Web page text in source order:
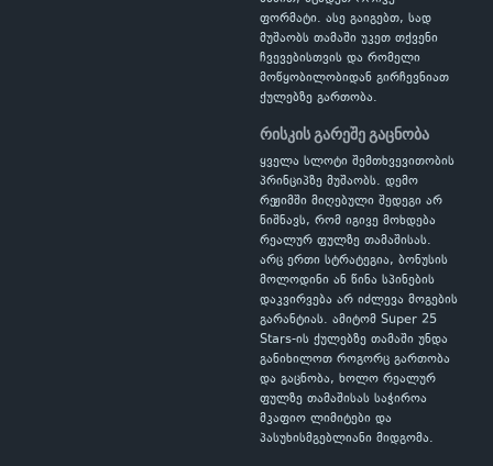
ფორმატი. ასე გაიგებთ, სად
მუშაობს თამაში უკეთ თქვენი
ჩვევებისთვის და რომელი
მოწყობილობიდან გირჩევნიათ
ქულებზე გართობა.
რისკის გარეშე გაცნობა
ყველა სლოტი შემთხვევითობის
პრინციპზე მუშაობს. დემო
რეჟიმში მიღებული შედეგი არ
ნიშნავს, რომ იგივე მოხდება
რეალურ ფულზე თამაშისას.
არც ერთი სტრატეგია, ბონუსის
მოლოდინი ან წინა სპინების
დაკვირვება არ იძლევა მოგების
გარანტიას. ამიტომ Super 25
Stars-ის ქულებზე თამაში უნდა
განიხილოთ როგორც გართობა
და გაცნობა, ხოლო რეალურ
ფულზე თამაშისას საჭიროა
მკაფიო ლიმიტები და
პასუხისმგებლიანი მიდგომა.